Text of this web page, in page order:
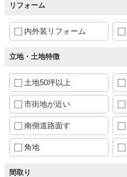
リフォーム
内外装リフォーム
立地・土地特徴
土地50坪以上
市街地が近い
南側道路面す
角地
間取り